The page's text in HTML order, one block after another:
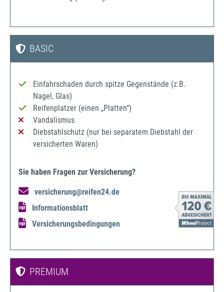
BASIC
Einfahrschaden durch spitze Gegenstände (z.B.
Nagel, Glas)
Reifenplatzer (einen „Platten“)
Vandalismus
Diebstahlschutz (nur bei separatem Diebstahl der
versicherten Waren)
Sie haben Fragen zur Versicherung?
versicherung@reifen24.de
Informationsblatt
Versicherungsbedingungen
PREMIUM